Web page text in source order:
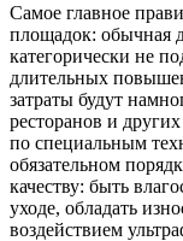
Самое главное
площадок: обычная
категорически не
длительных
затраты будут
ресторанов и
по специальным
обязательном
качеству: быть
уходе, обладать
воздействием